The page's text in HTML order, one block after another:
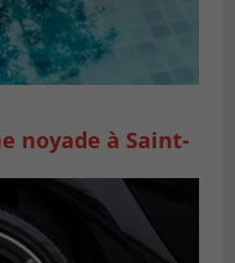
noyade à Saint-